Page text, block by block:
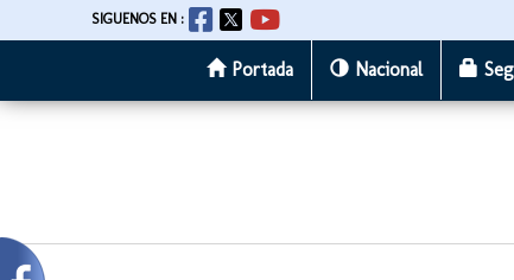
al
SIGUENOS EN :
Portada Nacional